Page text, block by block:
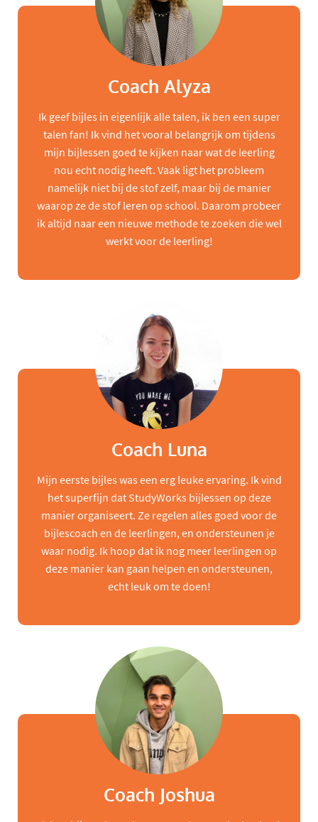
Coach Alyza
Ik geef bijles in eigenlijk alle talen, ik ben een super
talen fan! Ik vind het vooral belangrijk om tijdens
mijn bijlessen goed te kijken naar wat de leerling
nou echt nodig heeft. Vaak ligt het probleem
namelijk niet bij de stof zelf, maar bij de manier
waarop ze de stof leren op school. Daarom probeer
ik altijd naar een nieuwe methode te zoeken die wel
werkt voor de leerling!
Coach Luna
Mijn eerste bijles was een erg leuke ervaring. Ik vind
het superfijn dat StudyWorks bijlessen op deze
manier organiseert. Ze regelen alles goed voor de
bijlescoach en de leerlingen, en ondersteunen je
waar nodig. Ik hoop dat ik nog meer leerlingen op
deze manier kan gaan helpen en ondersteunen,
echt leuk om te doen!
Coach Joshua